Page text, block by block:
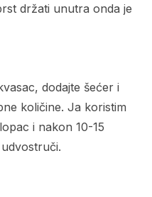
držati unutra onda je
dodajte šećer i
količine. Ja koristim
i nakon 10-15